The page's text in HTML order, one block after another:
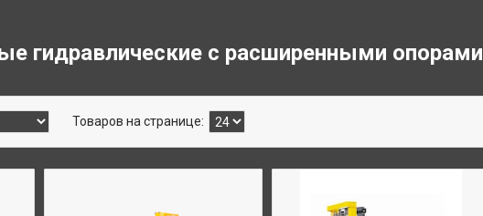
гидравлические с расширенными опорами